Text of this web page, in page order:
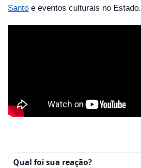
Santo e eventos culturais no Estado.
Qual foi sua reação?